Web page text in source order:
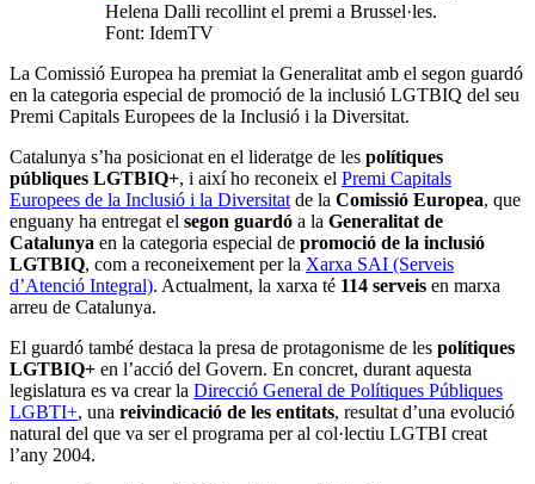
Helena Dalli recollint el premi a Brussel·les.
Font: IdemTV
La Comissió Europea ha premiat la Generalitat amb el segon guardó
en la categoria especial de promoció de la inclusió LGTBIQ del seu
Premi Capitals Europees de la Inclusió i la Diversitat.
Catalunya s’ha posicionat en el lideratge de les polítiques
públiques LGTBIQ+, i així ho reconeix el Premi Capitals
Europees de la Inclusió i la Diversitatde la Comissió Europea, que
enguany ha entregat el segon guardó a la Generalitat de
Catalunya en la categoria especial de promoció de la inclusió
LGTBIQ, com a reconeixement per la Xarxa SAI (Serveis
d’Atenció Integral). Actualment, la xarxa té 114 serveis en marxa
arreu de Catalunya.
El guardó també destaca la presa de protagonisme de les polítiques
LGTBIQ+ en l’acció del Govern. En concret, durant aquesta
legislatura es va crear la Direcció General de Polítiques Públiques
LGBTI+, una reivindicació de les entitats, resultat d’una evolució
natural del que va ser el programa per al col·lectiu LGTBI creat
l’any 2004.